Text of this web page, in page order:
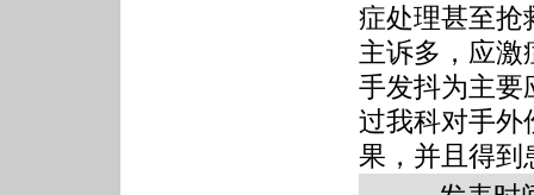
症处理甚至抢
主诉多，应激
手发抖为主要
过我科对手外
果，并且得到